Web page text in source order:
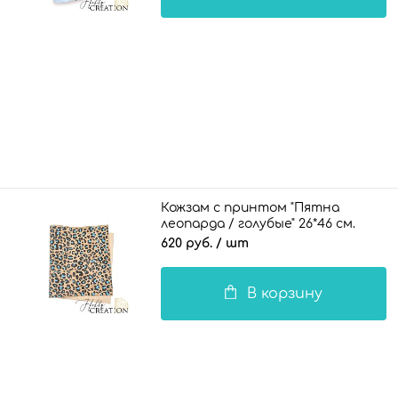
Кожзам с принтом "Пятна
леопарда / голубые" 26*46 см.
тиснение Пони, бежевый
620 руб. / шт
В корзину